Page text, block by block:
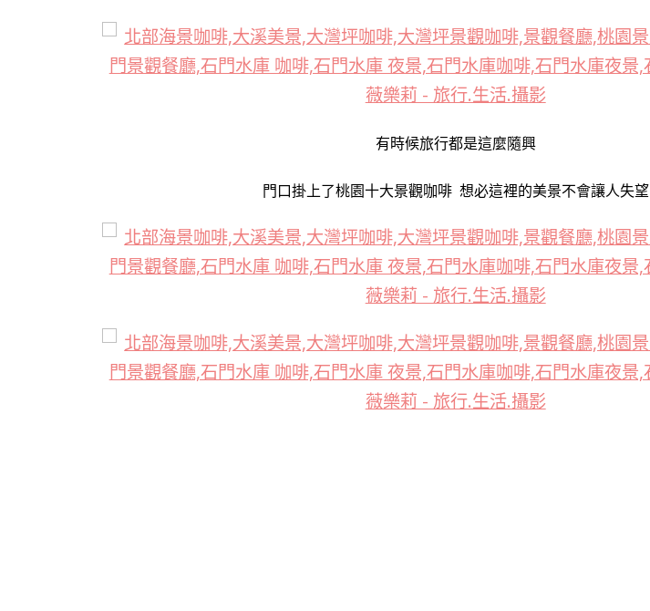
有時候旅行都是這麼隨興
門口掛上了桃園十大景觀咖啡 想必這裡的美景不會讓人失望